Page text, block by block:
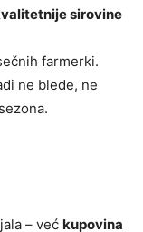
sirovine
farmerki.
ne blede, ne
– već kupovina